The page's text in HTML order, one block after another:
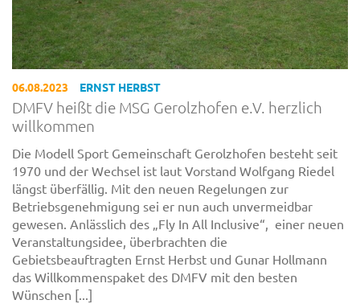
06.08.2023 ERNST HERBST
DMFV heißt die MSG Gerolzhofen e.V. herzlich
willkommen
Die Modell Sport Gemeinschaft Gerolzhofen besteht seit
1970 und der Wechsel ist laut Vorstand Wolfgang Riedel
längst überfällig. Mit den neuen Regelungen zur
Betriebsgenehmigung sei er nun auch unvermeidbar
gewesen. Anlässlich des „Fly In All Inclusive“, einer neuen
Veranstaltungsidee, überbrachten die
Gebietsbeauftragten Ernst Herbst und Gunar Hollmann
das Willkommenspaket des DMFV mit den besten
Wünschen [...]